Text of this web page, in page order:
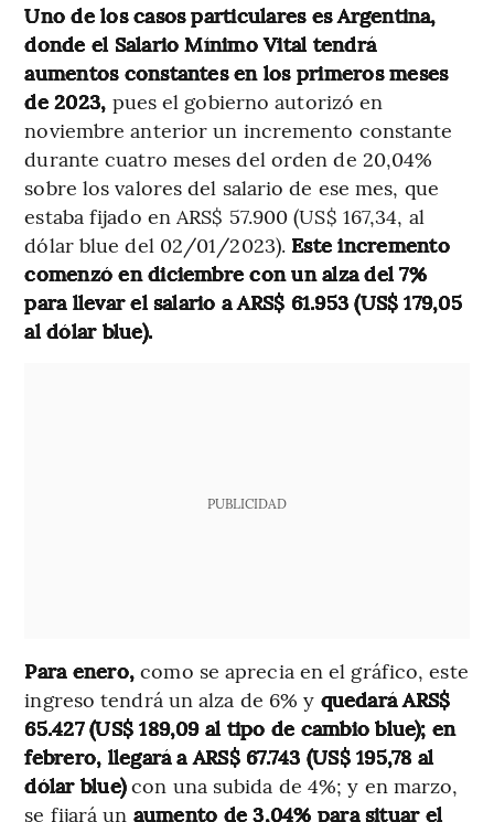
Uno de los casos particulares es Argentina,
donde el Salario Mínimo Vital tendrá
aumentos constantes en los primeros meses
de 2023, pues el gobierno autorizó en
noviembre anterior un incremento constante
durante cuatro meses del orden de 20,04%
sobre los valores del salario de ese mes, que
estaba fijado en ARS$ 57.900 (US$ 167,34, al
dólar blue del 02/01/2023). Este incremento
comenzó en diciembre con un alza del 7%
para llevar el salario a ARS$ 61.953 (US$ 179,05
al dólar blue).
PUBLICIDAD
Para enero,como se aprecia en el gráfico, este
ingreso tendrá un alza de 6% y quedará ARS$
65.427 (US$ 189,09 al tipo de cambio blue); en
febrero, llegará a ARS$ 67.743 (US$ 195,78 al
dólar blue)con una subida de 4%; y en marzo,
se fijará un aumento de 3,04% para situar el